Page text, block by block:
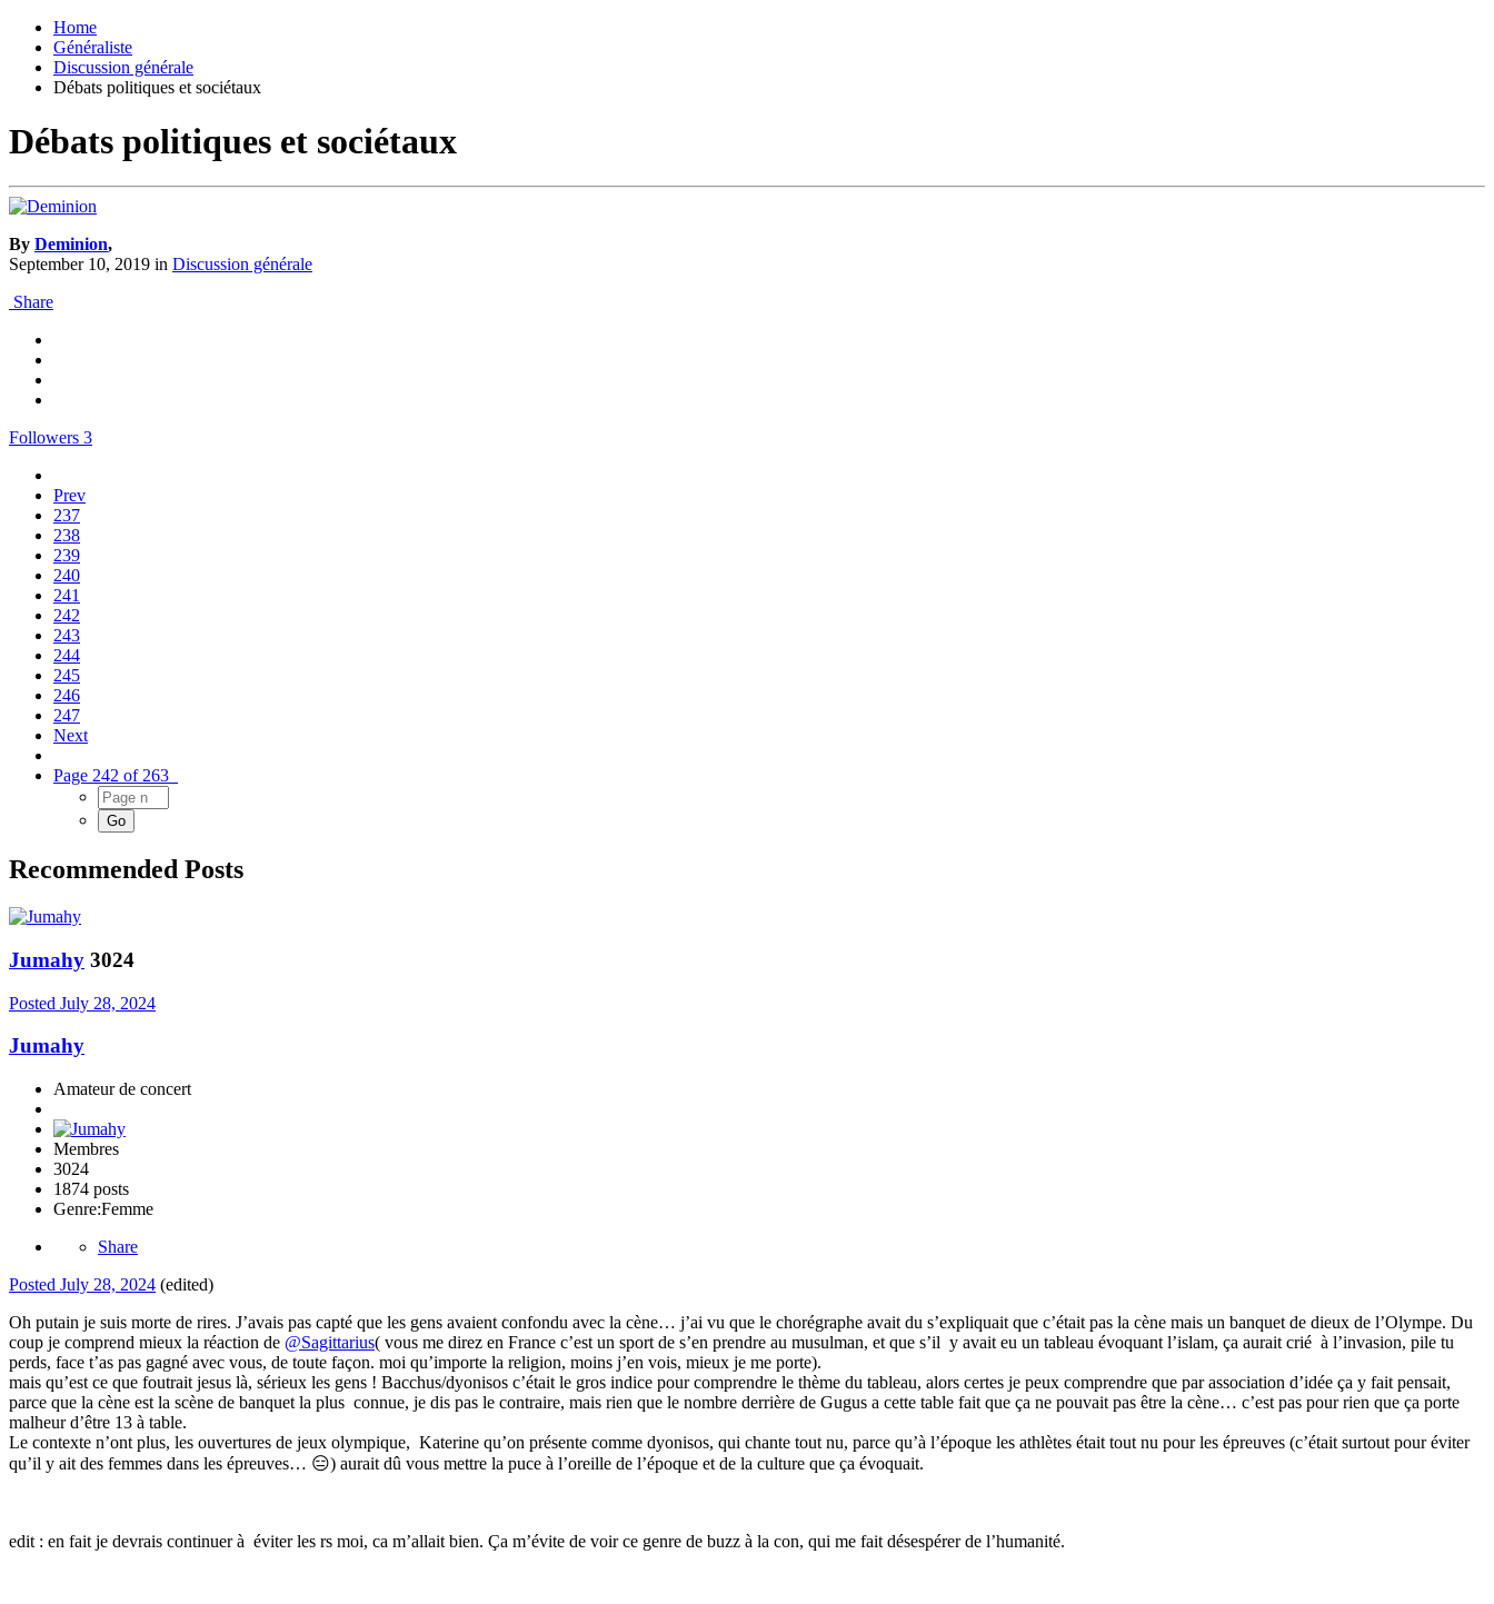
Home
Généraliste
Discussion générale
Débats politiques et sociétaux
Débats politiques et sociétaux
By Deminion,
September 10, 2019 in Discussion générale
Share
Followers 3
Prev
237
238
239
240
241
242
243
244
245
246
247
Next
Page 242 of 263
Recommended Posts
Jumahy 3024
Posted July 28, 2024
Jumahy
Amateur de concert
Membres
3024
1874 posts
Genre:Femme
Share
Posted July 28, 2024 (edited)
Oh putain je suis morte de rires. J’avais pas capté que les gens avaient confondu avec la cène… j’ai vu que le chorégraphe avait du s’expliquait que c’était pas la cène mais un banquet de dieux de l’Olympe. Du
coup je comprend mieux la réaction de @Sagittarius( vous me direz en France c’est un sport de s’en prendre au musulman, et que s’il y avait eu un tableau évoquant l’islam, ça aurait crié à l’invasion, pile tu
perds, face t’as pas gagné avec vous, de toute façon. moi qu’importe la religion, moins j’en vois, mieux je me porte).
mais qu’est ce que foutrait jesus là, sérieux les gens ! Bacchus/dyonisos c’était le gros indice pour comprendre le thème du tableau, alors certes je peux comprendre que par association d’idée ça y fait pensait,
parce que la cène est la scène de banquet la plus connue, je dis pas le contraire, mais rien que le nombre derrière de Gugus a cette table fait que ça ne pouvait pas être la cène… c’est pas pour rien que ça porte
malheur d’être 13 à table.
Le contexte n’ont plus, les ouvertures de jeux olympique, Katerine qu’on présente comme dyonisos, qui chante tout nu, parce qu’à l’époque les athlètes était tout nu pour les épreuves (c’était surtout pour éviter
qu’il y ait des femmes dans les épreuves… 😑) aurait dû vous mettre la puce à l’oreille de l’époque et de la culture que ça évoquait.
edit : en fait je devrais continuer à éviter les rs moi, ca m’allait bien. Ça m’évite de voir ce genre de buzz à la con, qui me fait désespérer de l’humanité.